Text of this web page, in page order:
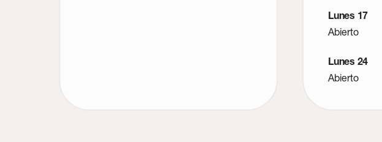
Lunes 17
Abierto
Lunes 24
Abierto